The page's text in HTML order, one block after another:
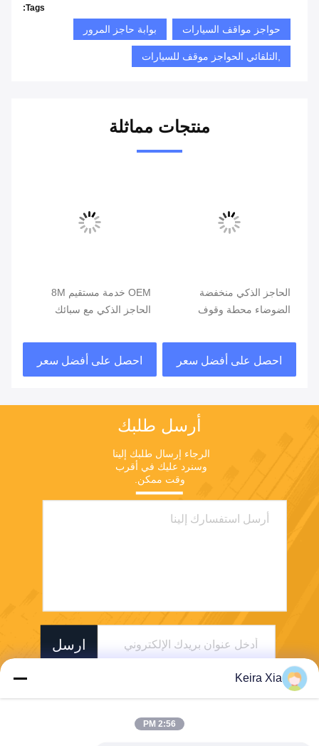
Tags:
حواجز مواقف السيارات بوابة حاجز المرور
,التلقائي الحواجز موقف للسيارات
منتجات مماثلة
الحاجز الذكي منخفضة
الضوضاء محطة وقوف
وقوف السيارات
احصل على أفضل سعر
OEM خدمة مستقيم 8M
الحاجز الذكي مع سبائك
احصل على أفضل سعر
أرسل طلبك
وقت ممكن.
ارسل
Keira Xia
2:56 PM